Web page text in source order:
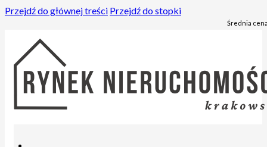
Przejdź do głównej treści Przejdź do stopki
Średnia